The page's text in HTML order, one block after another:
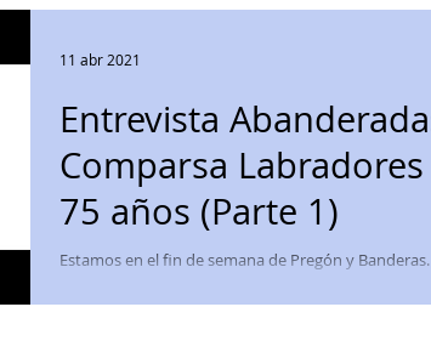
Entrevista
Comparsa Labradores
75 años (Parte 1)
Estamos en el fin de semana de Pregón y Banderas.
forma. Hemos echo una...
11 abr 2021